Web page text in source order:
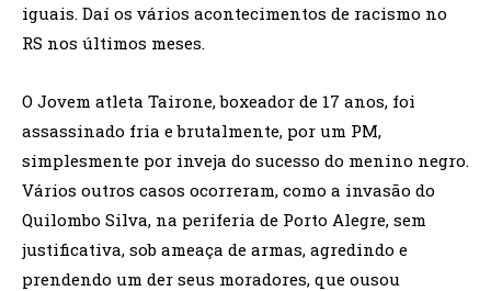
iguais. Daí os vários acontecimentos de racismo no
RS nos últimos meses.
O Jovem atleta Tairone, boxeador de 17 anos, foi
assassinado fria e brutalmente, por um PM,
simplesmente por inveja do sucesso do menino negro.
Vários outros casos ocorreram, como a invasão do
Quilombo Silva, na periferia de Porto Alegre, sem
justificativa, sob ameaça de armas, agredindo e
prendendo um der seus moradores, que ousou